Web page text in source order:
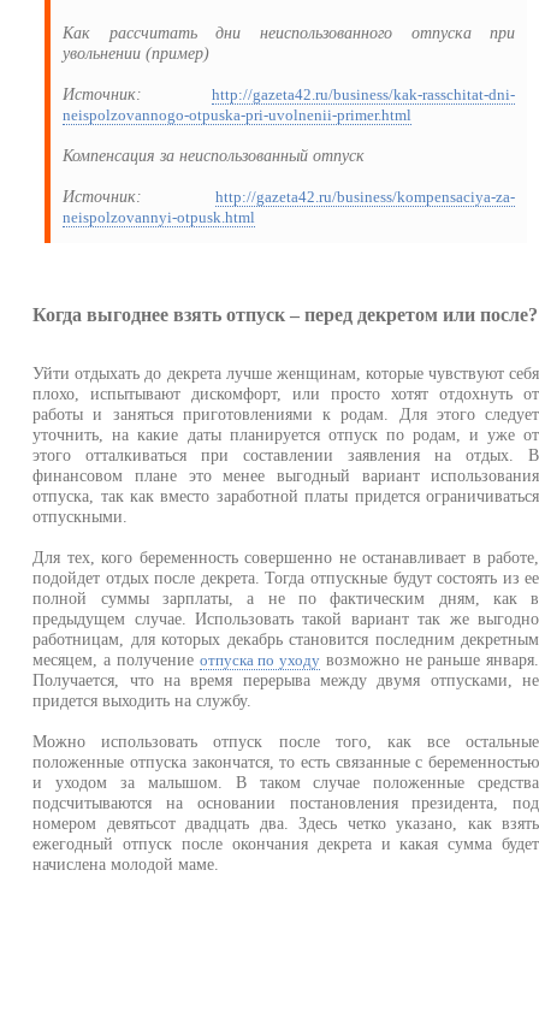
Как рассчитать дни неиспользованного отпуска при
увольнении (пример)
Источник:http://gazeta42.ru/business/kak-rasschitat-dni-
neispolzovannogo-otpuska-pri-uvolnenii-primer.html
Компенсация за неиспользованный отпуск
Источник:http://gazeta42.ru/business/kompensaciya-za-
neispolzovannyi-otpusk.html
Когда выгоднее взять отпуск – перед декретом или после?
Уйти отдыхать до декрета лучше женщинам, которые чувствуют себя
плохо, испытывают дискомфорт, или просто хотят отдохнуть от
работы и заняться приготовлениями к родам. Для этого следует
уточнить, на какие даты планируется отпуск по родам, и уже от
этого отталкиваться при составлении заявления на отдых. В
финансовом плане это менее выгодный вариант использования
отпуска, так как вместо заработной платы придется ограничиваться
отпускными.
Для тех, кого беременность совершенно не останавливает в работе,
подойдет отдых после декрета. Тогда отпускные будут состоять из ее
полной суммы зарплаты, а не по фактическим дням, как в
предыдущем случае. Использовать такой вариант так же выгодно
работницам, для которых декабрь становится последним декретным
месяцем, а получение отпуска по уходу возможно не раньше января.
Получается, что на время перерыва между двумя отпусками, не
придется выходить на службу.
Можно использовать отпуск после того, как все остальные
положенные отпуска закончатся, то есть связанные с беременностью
и уходом за малышом. В таком случае положенные средства
подсчитываются на основании постановления президента, под
номером девятьсот двадцать два. Здесь четко указано, как взять
ежегодный отпуск после окончания декрета и какая сумма будет
начислена молодой маме.